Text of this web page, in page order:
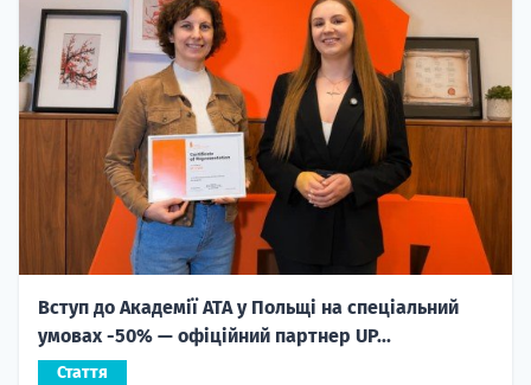
Вступ до Академії ATA у Польщі на спеціальний
умовах -50% — офіційний партнер UP...
Стаття